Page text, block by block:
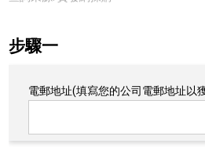
步驟一
電郵地址(填寫您的公司電郵地址以